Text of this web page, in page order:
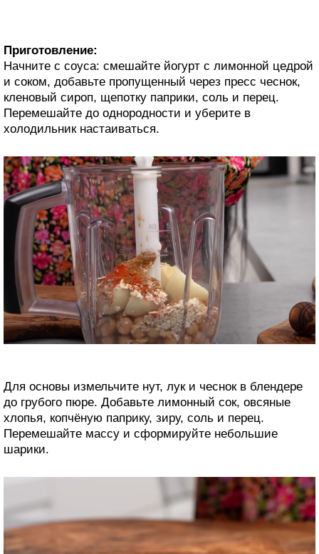
Приготовление:
Начните с соуса: смешайте йогурт с лимонной цедрой
и соком, добавьте пропущенный через пресс чеснок,
кленовый сироп, щепотку паприки, соль и перец.
Перемешайте до однородности и уберите в
холодильник настаиваться.
Для основы измельчите нут, лук и чеснок в блендере
до грубого пюре. Добавьте лимонный сок, овсяные
хлопья, копчёную паприку, зиру, соль и перец.
Перемешайте массу и сформируйте небольшие
шарики.